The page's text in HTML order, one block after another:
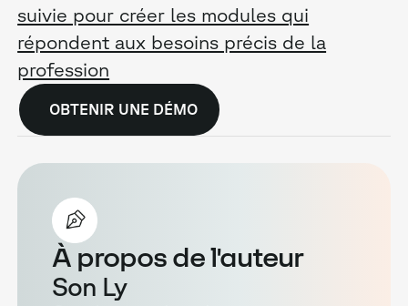
suivie pour créer les modules qui
répondent aux besoins précis de la
profession
OBTENIR UNE DÉMO
À propos de l'auteur
Son Ly